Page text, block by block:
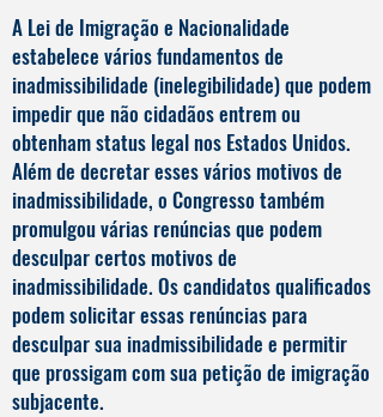
A Lei de Imigração e Nacionalidade
estabelece vários fundamentos de
inadmissibilidade (inelegibilidade) que podem
impedir que não cidadãos entrem ou
obtenham status legal nos Estados Unidos.
Além de decretar esses vários motivos de
inadmissibilidade, o Congresso também
promulgou várias renúncias que podem
desculpar certos motivos de
inadmissibilidade. Os candidatos qualificados
podem solicitar essas renúncias para
desculpar sua inadmissibilidade e permitir
que prossigam com sua petição de imigração
subjacente.